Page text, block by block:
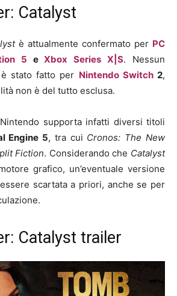
Catalyst
è attualmente confermato per PC
5 eXbox Series X|S. Nessun
stato fatto per Nintendo Switch2,
non è del tutto esclusa.
supporta infatti diversi titoli
Engine 5, tra cui Cronos: The New
Fiction. Considerando che Catalyst
grafico, un’eventuale versione
scartata a priori, anche se per
Catalyst trailer